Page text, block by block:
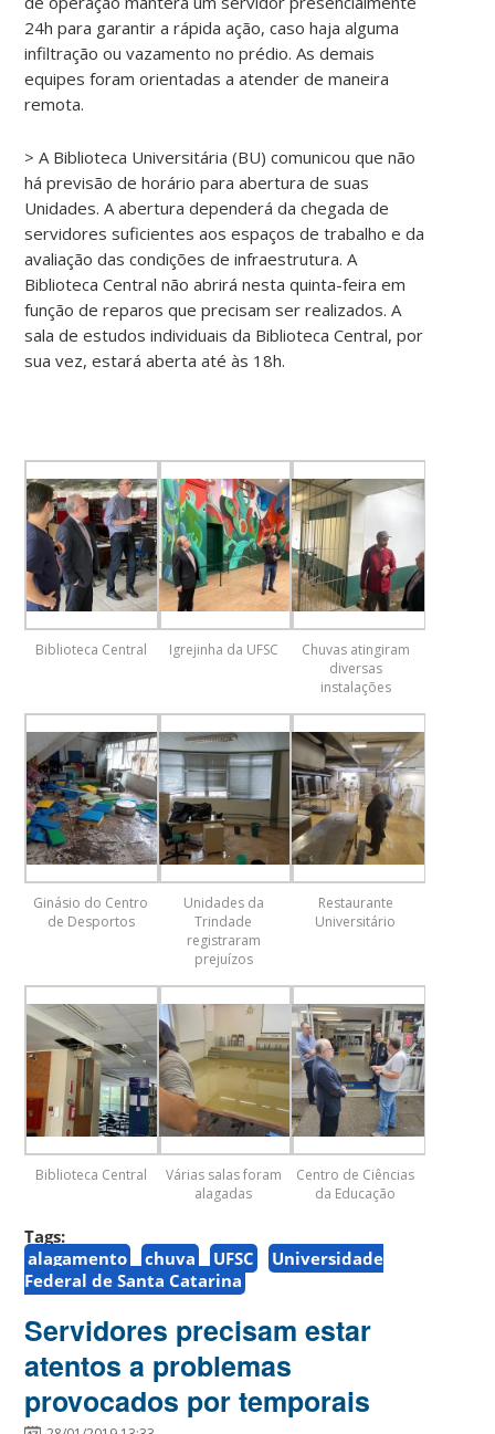
24h para garantir a rápida ação, caso haja alguma
infiltração ou vazamento no prédio. As demais
equipes foram orientadas a atender de maneira
remota.
> A Biblioteca Universitária (BU) comunicou que não
há previsão de horário para abertura de suas
Unidades. A abertura dependerá da chegada de
servidores suficientes aos espaços de trabalho e da
avaliação das condições de infraestrutura. A
Biblioteca Central não abrirá nesta quinta-feira em
função de reparos que precisam ser realizados. A
sala de estudos individuais da Biblioteca Central, por
sua vez, estará aberta até às 18h.
Biblioteca Central Igrejinha da UFSC
Chuvas atingiram
diversas
instalações
Ginásio do Centro
de Desportos
Unidades da
Trindade
registraram
prejuízos
Restaurante
Universitário
Biblioteca Central
Várias salas foram
alagadas
Centro de Ciências
da Educação
Tags:
alagamento
chuva UFSC
Universidade
Federal de Santa Catarina
Servidores precisam estar
atentos a problemas
provocados por temporais